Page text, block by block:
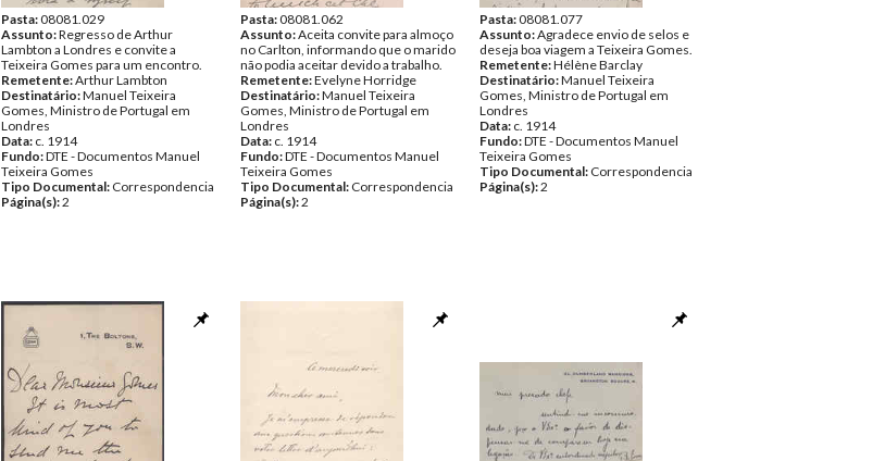
Pasta:08081.029
Assunto:Regresso de Arthur
Lambton a Londres e convite a
Teixeira Gomes para um encontro.
Remetente:Arthur Lambton
Destinatário:Manuel Teixeira
Gomes, Ministro de Portugal em
Londres
Data: c. 1914
Fundo:DTE - Documentos Manuel
Teixeira Gomes
Tipo Documental: Correspondencia
Página(s):2
Pasta:08081.062
Assunto:Aceita convite para almoço
no Carlton, informando que o marido
não podia aceitar devido a trabalho.
Remetente:Evelyne Horridge
Destinatário:Manuel Teixeira
Gomes, Ministro de Portugal em
Londres
Data: c. 1914
Fundo:DTE - Documentos Manuel
Teixeira Gomes
Tipo Documental: Correspondencia
Página(s):2
Pasta:08081.077
Assunto:Agradece envio de selos e
deseja boa viagem a Teixeira Gomes.
Remetente:Hélène Barclay
Destinatário:Manuel Teixeira
Gomes, Ministro de Portugal em
Londres
Data: c. 1914
Fundo:DTE - Documentos Manuel
Teixeira Gomes
Tipo Documental: Correspondencia
Página(s):2